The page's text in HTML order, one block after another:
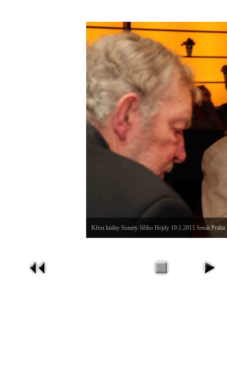
Křest knihy Sonety Jiřího Hejdy 19.1.2011 Senát Praha